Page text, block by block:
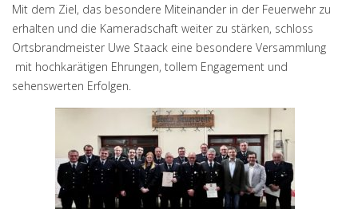
Mit dem Ziel, das besondere Miteinander in der Feuerwehr zu
erhalten und die Kameradschaft weiter zu stärken, schloss
Ortsbrandmeister Uwe Staack eine besondere Versammlung
mit hochkarätigen Ehrungen, tollem Engagement und
sehenswerten Erfolgen.